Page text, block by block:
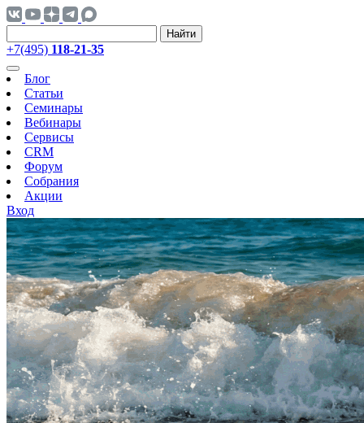
Найти
+7(495) 118-21-35
Блог
Статьи
Семинары
Вебинары
Сервисы
CRM
Форум
Собрания
Акции
Вход